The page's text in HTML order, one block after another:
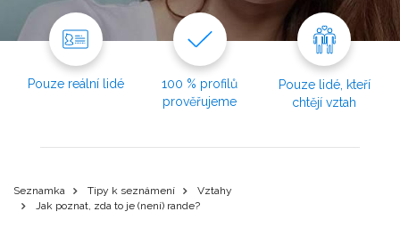
Pouze reální lidé
100 % profilů
prověřujeme
Pouze lidé, kteří
chtějí vztah
Seznamka Tipy k seznámení
Vztahy
Jak poznat, zda to je (není) rande?